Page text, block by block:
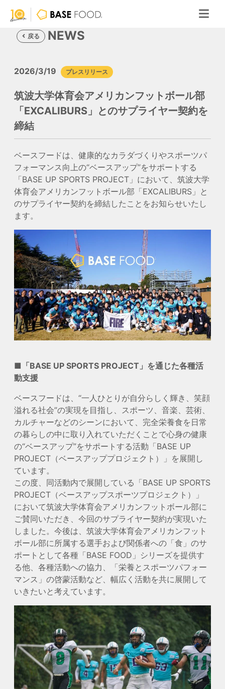
戻る NEWS
2026/3/19 プレスリリース
筑波大学体育会アメリカンフットボール部
「EXCALIBURS」とのサプライヤー契約を
締結
ベースフードは、健康的なカラダづくりやスポーツパ
フォーマンス向上の“ベースアップ”をサポートする
「BASE UP SPORTS PROJECT」において、筑波大学
体育会アメリカンフットボール部「EXCALIBURS」と
のサプライヤー契約を締結したことをお知らせいたし
ます。
■「BASE UP SPORTS PROJECT」を通じた各種活
動支援
ベースフードは、“一人ひとりが自分らしく輝き、笑顔
溢れる社会”の実現を目指し、スポーツ、音楽、芸術、
カルチャーなどのシーンにおいて、完全栄養食を日常
の暮らしの中に取り入れていただくことで心身の健康
の“ベースアップ”をサポートする活動「BASE UP
PROJECT（ベースアッププロジェクト）」を展開し
ています。
この度、同活動内で展開している「BASE UP SPORTS
PROJECT（ベースアップスポーツプロジェクト）」
において筑波大学体育会アメリカンフットボール部に
ご賛同いただき、今回のサプライヤー契約が実現いた
しました。今後は、筑波大学体育会アメリカンフット
ボール部に所属する選手および関係者への「食」のサ
ポートとして各種「BASE FOOD」シリーズを提供す
る他、各種活動への協力、「栄養とスポーツパフォー
マンス」の啓蒙活動など、幅広く活動を共に展開して
いきたいと考えています。